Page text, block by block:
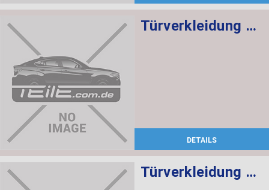
Türverkleidung Leder hinten links SCHWARZ/ROT
DETAILS
Türverkleidung Leder vorne rechts SCHWARZ/ROT